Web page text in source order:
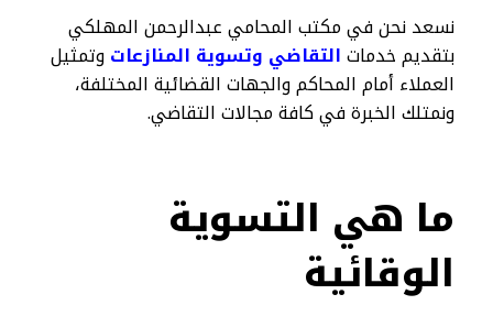
نسعد نحن في مكتب المحامي عبدالرحمن المهلكي
بتقديم خدماتالتقاضي وتسوية المنازعاتوتمثيل
العملاء أمام المحاكم والجهات القضائية المختلفة،
ونمتلك الخبرة في كافة مجالات التقاضي.
ما هي التسوية
الوقائية